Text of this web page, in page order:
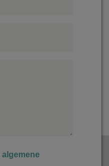
algemene